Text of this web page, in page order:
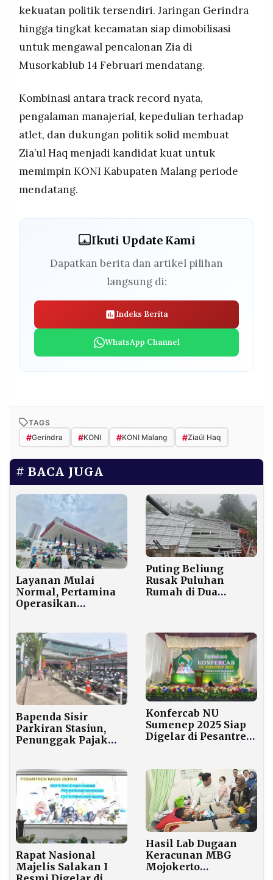
kekuatan politik tersendiri. Jaringan Gerindra
hingga tingkat kecamatan siap dimobilisasi
untuk mengawal pencalonan Zia di
Musorkablub 14 Februari mendatang.
Kombinasi antara track record nyata,
pengalaman manajerial, kepedulian terhadap
atlet, dan dukungan politik solid membuat
Zia’ul Haq menjadi kandidat kuat untuk
memimpin KONI Kabupaten Malang periode
mendatang.
Ikuti Update Kami
Dapatkan berita dan artikel pilihan
langsung di:
Indeks Berita
WhatsApp Channel
TAGS
#Gerindra #KONI #KONI Malang #Ziaúl Haq
BACA JUGA
Layanan Mulai
Normal, Pertamina
Operasikan
Atasi Antrean
Puting Beliung
Rusak Puluhan
Rumah di Dua
Bapenda Sisir
Parkiran Stasiun,
Penunggak Pajak
Cinta’
Konfercab NU
Sumenep 2025 Siap
Digelar di Pesantren
Rapat Nasional
Majelis Salakan I
Hasil Lab Dugaan
Keracunan MBG
Mojokerto